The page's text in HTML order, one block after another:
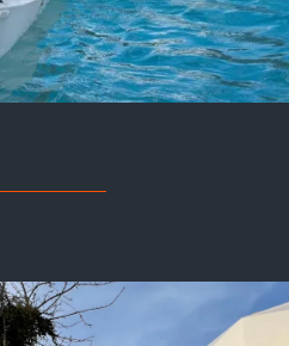
in Isère am See und Fluss